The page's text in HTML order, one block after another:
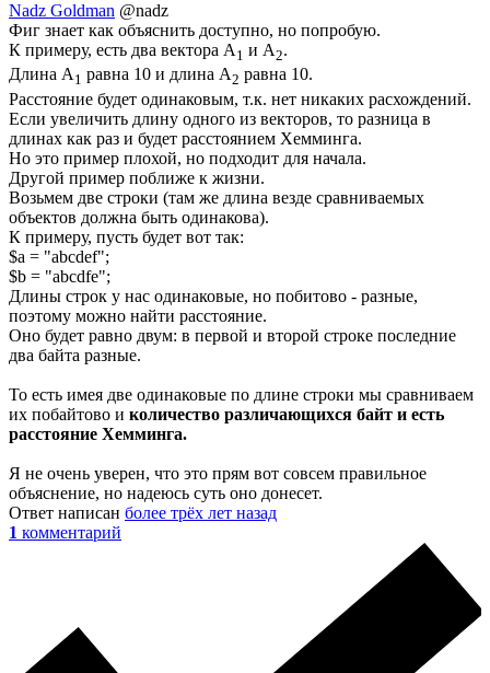
Nadz Goldman @nadz
Фиг знает как объяснить доступно, но попробую.
К примеру, есть два вектора A 1 и A2.
Длина A 1 равна 10 и длина A2 равна 10.
Расстояние будет одинаковым, т.к. нет никаких расхождений.
Если увеличить длину одного из векторов, то разница в
длинах как раз и будет расстоянием Хемминга.
Но это пример плохой, но подходит для начала.
Другой пример поближе к жизни.
Возьмем две строки (там же длина везде сравниваемых
объектов должна быть одинакова).
К примеру, пусть будет вот так:
$a = "abcdef";
$b = "abcdfe";
Длины строк у нас одинаковые, но побитово - разные,
поэтому можно найти расстояние.
Оно будет равно двум: в первой и второй строке последние
два байта разные.
То есть имея две одинаковые по длине строки мы сравниваем
их побайтово и количество различающихся байт и есть
расстояние Хемминга.
Я не очень уверен, что это прям вот совсем правильное
объяснение, но надеюсь суть оно донесет.
Ответ написан более трёх лет назад
1 комментарий